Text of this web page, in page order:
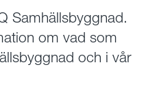
Samhällsbyggnad.
om vad som
och i vår